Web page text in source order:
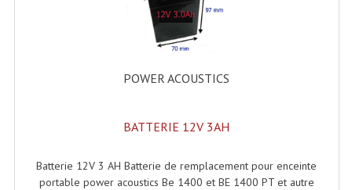
Divers Bricolage
Haut-Parleurs Origine Sav
Membrannes De Haut Parleurs
Accessoires Public-Adress L100V
POWER ACOUSTICS
BATTERIE 12V 3AH
Batterie 12V 3 AH Batterie de remplacement pour enceinte
portable power acoustics Be 1400 et BE 1400 PT et autre